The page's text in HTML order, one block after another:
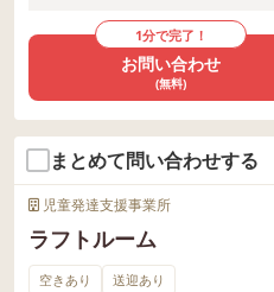
1分で完了！
お問い合わせ
(無料)
まとめて問い合わせする
児童発達支援事業所
ラフトルーム
空きあり 送迎あり